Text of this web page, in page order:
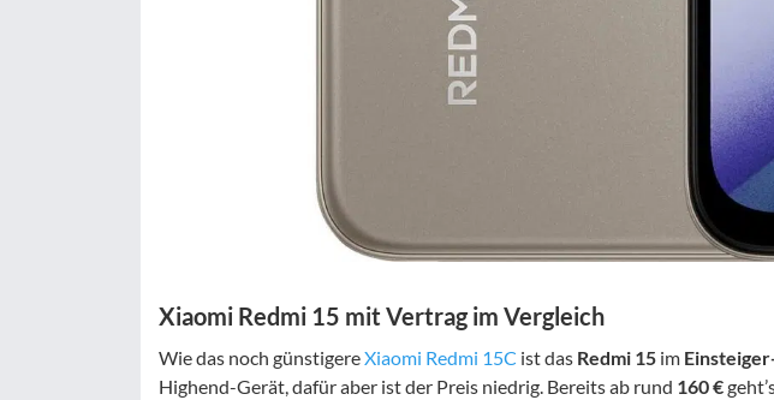
Xiaomi Redmi 15 mit Vertrag im Vergleich
Wie das noch günstigereXiaomi Redmi 15C ist das Redmi 15 im
Highend-Gerät, dafür aber ist der Preis niedrig. Bereits ab rund 160 €